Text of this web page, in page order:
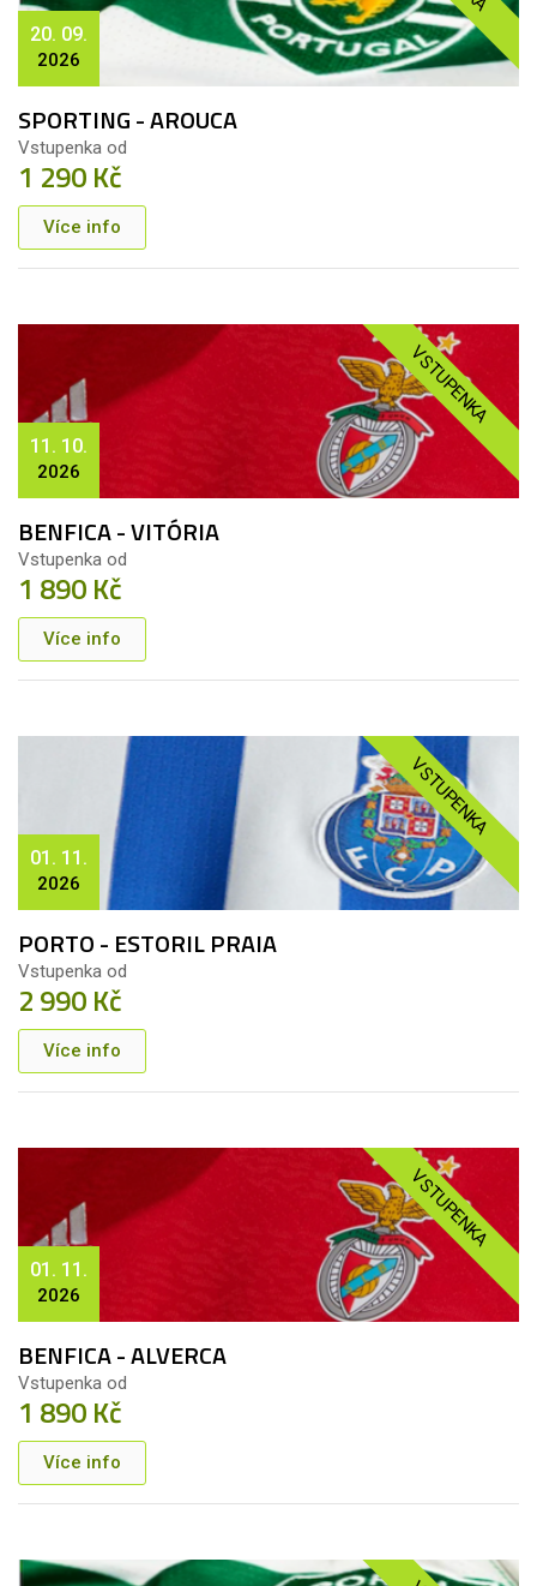
20. 09.
2026
SPORTING - AROUCA
Vstupenka od
1 290 Kč
Více info
VSTUPENKA
11. 10.
2026
BENFICA - VITÓRIA
Vstupenka od
1 890 Kč
Více info
VSTUPENKA
01. 11.
2026
PORTO - ESTORIL PRAIA
Vstupenka od
2 990 Kč
Více info
VSTUPENKA
01. 11.
2026
BENFICA - ALVERCA
Vstupenka od
1 890 Kč
Více info